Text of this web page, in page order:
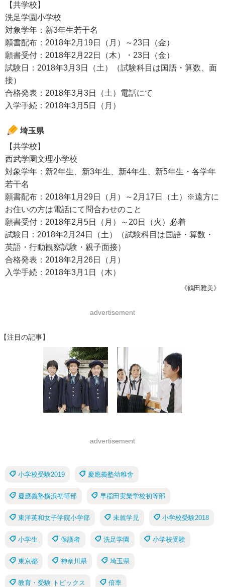
【共学校】
洗足学園小学校
対象学年：新3年生若干名
願書配布：2018年2月19日（月）～23日（金）
願書受付：2018年2月22日（木）・23日（金）
試験日：2018年3月3日（土）（試験科目は国語・算数、面
接）
合格発表：2018年3月3日（土）電話にて
入学手続：2018年3月5日（月）
埼玉県
【共学校】
西武学園文理小学校
対象学年：新2年生、新3年生、新4年生、新5年生・各学年
若干名
願書配布：2018年1月29日（月）～2月17日（土）※遠方に
お住いの方は電話にて問合わせのこと
願書受付：2018年2月5日（月）～20日（火）必着
試験日：2018年2月24日（土）（試験科目は国語・算数・
英語・行動観察試験・親子面接）
合格発表：2018年2月26日（月）
入学手続：2018年3月1日（木）
《鶴田雅美》
advertisement
【注目の記事】
advertisement
小学校受験2019 慶應義塾幼稚舎
慶應義塾横浜初等部 早稲田実業学校初等部
東洋英和女子学院小学部 未就学児 小学校受験2018
小学生 保護者 洗足学園 小学校受験
東京都 神奈川県 埼玉県
教育・受験 トピックス 倍率